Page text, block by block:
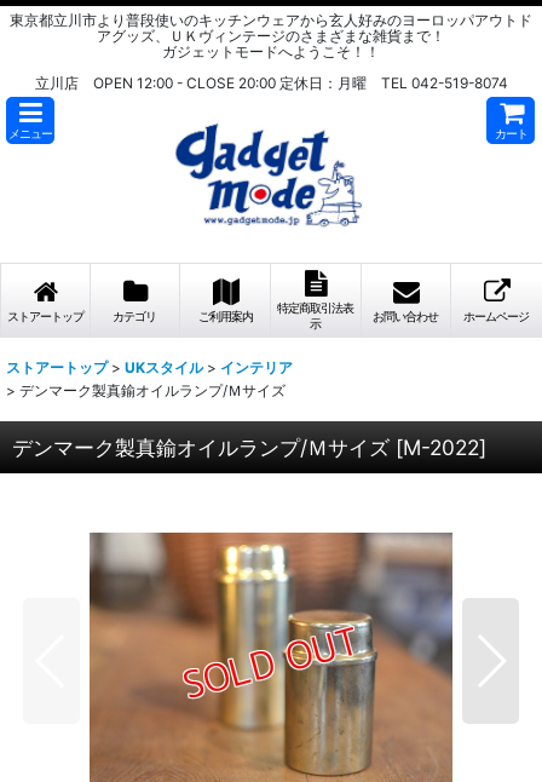
東京都立川市より普段使いのキッチンウェアから玄人好みのヨーロッパアウトド
アグッズ、ＵＫヴィンテージのさまざまな雑貨まで！
ガジェットモードへようこそ！！
立川店 OPEN 12:00 - CLOSE 20:00 定休日：月曜 TEL 042-519-8074
メニュー カート
ストアートップ カテゴリ ご利用案内
特定商取引法表
示
お問い合わせ ホームページ
ストアートップ > UKスタイル > インテリア
> デンマーク製真鍮オイルランプ/Ｍサイズ
デンマーク製真鍮オイルランプ/Ｍサイズ [M-2022]